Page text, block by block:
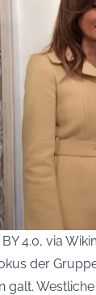
4.0, via
der
galt.